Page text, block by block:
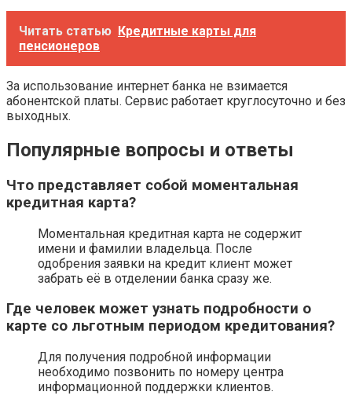
Читать статью Кредитные карты для
пенсионеров
За использование интернет банка не взимается
абонентской платы. Сервис работает круглосуточно и без
выходных.
Популярные вопросы и ответы
Что представляет собой моментальная
кредитная карта?
Моментальная кредитная карта не содержит
имени и фамилии владельца. После
одобрения заявки на кредит клиент может
забрать её в отделении банка сразу же.
Где человек может узнать подробности о
карте со льготным периодом кредитования?
Для получения подробной информации
необходимо позвонить по номеру центра
информационной поддержки клиентов.